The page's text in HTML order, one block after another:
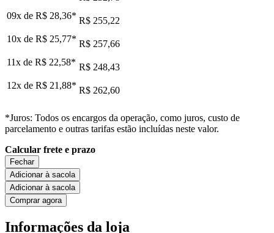
09x de R$ 28,36* R$ 255,22
10x de R$ 25,77* R$ 257,66
11x de R$ 22,58* R$ 248,43
12x de R$ 21,88* R$ 262,60
*Juros: Todos os encargos da operação, como juros, custo de
parcelamento e outras tarifas estão incluídas neste valor.
Calcular frete e prazo
Fechar
Adicionar à sacola
Adicionar à sacola
Comprar agora
Informações da loja